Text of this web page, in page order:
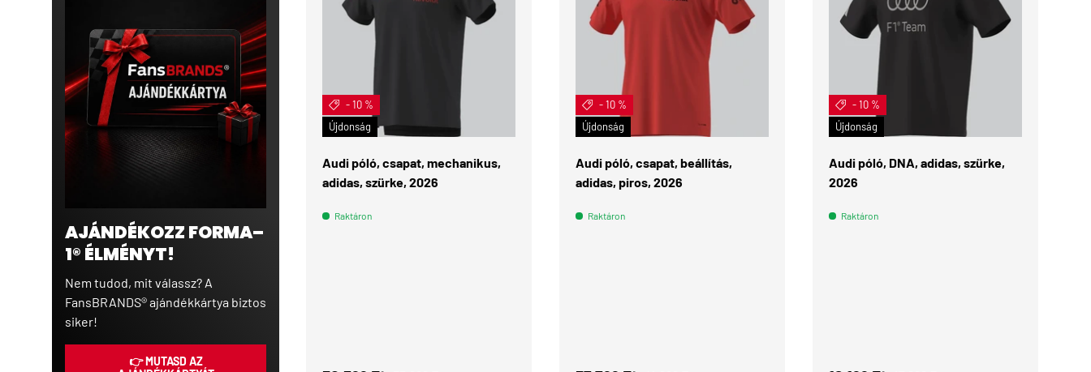
AJÁNDÉKOZZ FORMA–
1® ÉLMÉNYT!
Nem tudod, mit válassz? A
FansBRANDS® ajándékkártya biztos
siker!
👉 MUTASD AZ
- 10 %
Újdonság
Audi póló, csapat, mechanikus,
adidas, szürke, 2026
Raktáron
- 10 %
Újdonság
Audi póló, csapat, beállítás,
adidas, piros, 2026
Raktáron
- 10 %
Újdonság
Audi póló, DNA, adidas, szürke,
2026
Raktáron